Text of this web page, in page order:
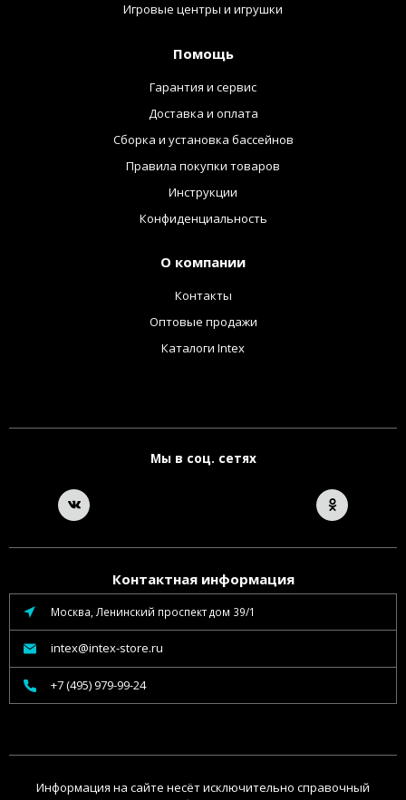
Игровые центры и игрушки
Помощь
Гарантия и сервис
Доставка и оплата
Сборка и установка бассейнов
Правила покупки товаров
Инструкции
Конфиденциальность
О компании
Контакты
Оптовые продажи
Каталоги Intex
Мы в соц. сетях
Контактная информация
Москва, Ленинский проспект дом 39/1
intex@intex-store.ru
+7 (495) 979-99-24
Информация на сайте несёт исключительно справочный